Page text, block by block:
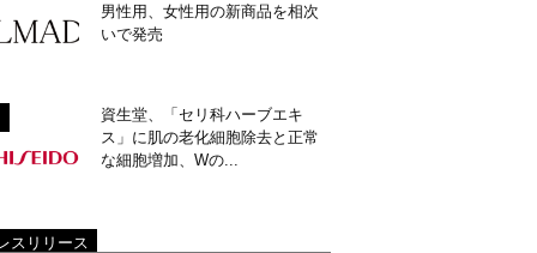
男性用、女性用の新商品を相次
いで発売
資生堂、「セリ科ハーブエキ
ス」に肌の老化細胞除去と正常
な細胞増加、Wの...
スリリース